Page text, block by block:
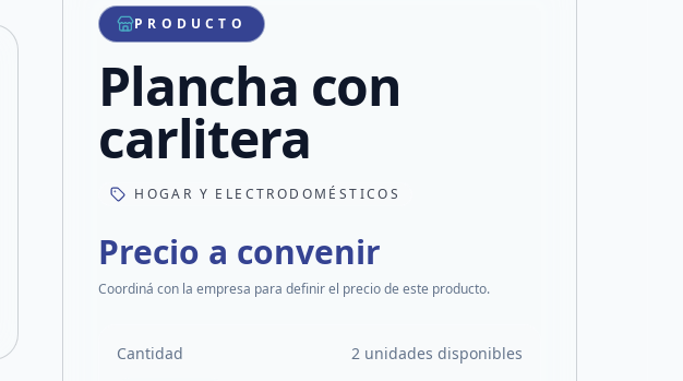
Compartir por mail
Compartir en Facebook
Compartir en X
PRODUCTO
Plancha con
carlitera
HOGAR Y ELECTRODOMÉSTICOS
Precio a convenir
Coordiná con la empresa para definir el precio de este producto.
Cantidad 2 unidades disponibles